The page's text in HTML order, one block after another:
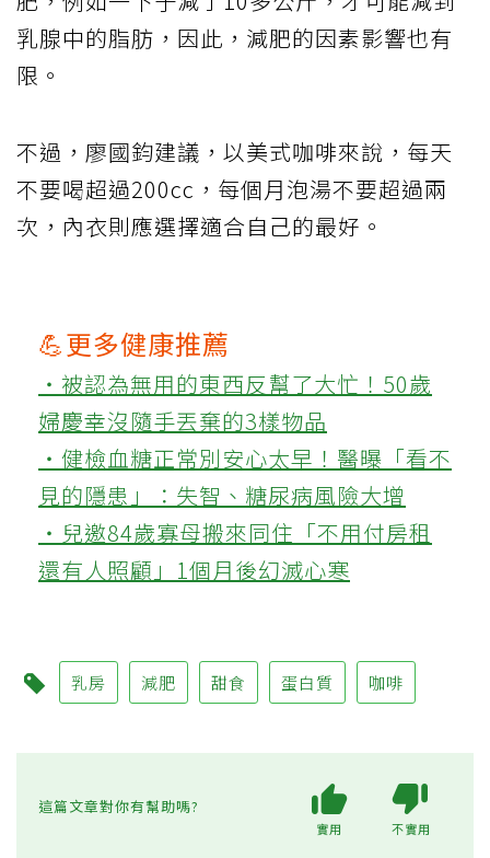
乳腺中的脂肪，因此，減肥的因素影響也有
限。
不過，廖國鈞建議，以美式咖啡來說，每天
不要喝超過200cc，每個月泡湯不要超過兩
次，內衣則應選擇適合自己的最好。
💪更多健康推薦
‧被認為無用的東西反幫了大忙！50歲
婦慶幸沒隨手丟棄的3樣物品
‧健檢血糖正常別安心太早！醫曝「看不
見的隱患」：失智、糖尿病風險大增
‧兒邀84歲寡母搬來同住「不用付房租
還有人照顧」1個月後幻滅心寒
乳房 減肥 甜食 蛋白質 咖啡
這篇文章對你有幫助嗎?
實用 不實用